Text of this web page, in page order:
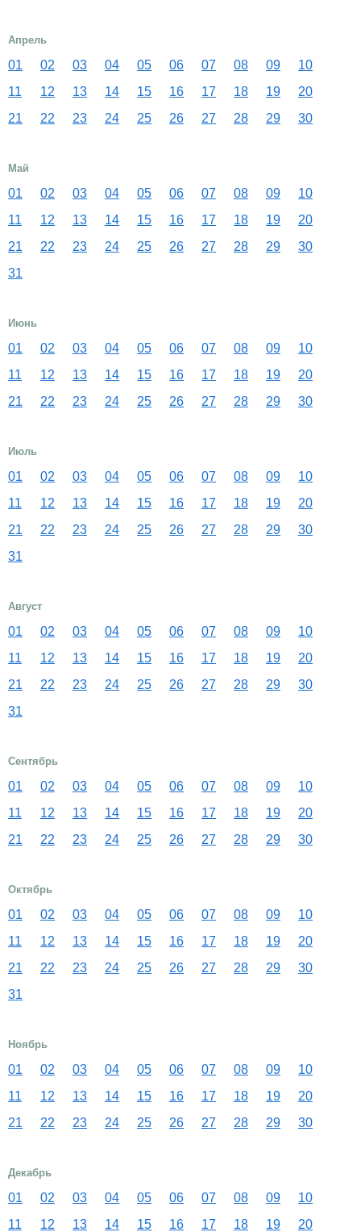
Апрель
01 02 03 04 05 06 07 08 09
10
11
12 13 14 15 16 17 18 19
20
21
22 23 24 25 26 27 28 29 30
Май
01 02 03 04 05 06 07 08 09
10
11
12 13 14 15 16 17 18 19
20
21
22 23 24 25 26 27 28 29
30
31
Июнь
01 02 03 04 05 06 07 08 09
10
11
12 13 14 15 16 17 18 19
20
21
22 23 24 25 26 27 28 29 30
Июль
01 02 03 04 05 06 07 08 09
10
11
12 13 14 15 16 17 18 19
20
21
22 23 24 25 26 27 28 29
30
31
Август
01 02 03 04 05 06 07 08 09
10
11
12 13 14 15 16 17 18 19
20
21
22 23 24 25 26 27 28 29
30
31
Сентябрь
01 02 03 04 05 06 07 08 09
10
11
12 13 14 15 16 17 18 19
20
21
22 23 24 25 26 27 28 29 30
Октябрь
01 02 03 04 05 06 07 08 09
10
11
12 13 14 15 16 17 18 19
20
21
22 23 24 25 26 27 28 29
30
31
Ноябрь
01 02 03 04 05 06 07 08 09
10
11
12 13 14 15 16 17 18 19
20
21
22 23 24 25 26 27 28 29 30
Декабрь
01 02 03 04 05 06 07 08 09
10
11
12 13 14 15 16 17 18 19 20